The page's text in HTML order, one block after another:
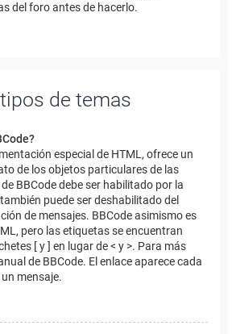
del foro antes de hacerlo.
de temas
especial de HTML, ofrece un
de los objetos particulares de las
BBCode debe ser habilitado por la
puede ser deshabilitado del
de mensajes. BBCode asimismo es
pero las etiquetas se encuentran
[ y ] en lugar de < y >. Para más
de BBCode. El enlace aparece cada
mensaje.